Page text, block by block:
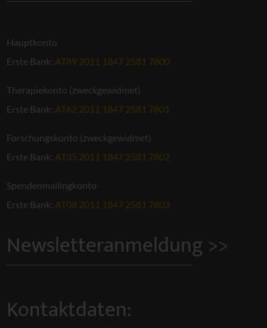
Hauptkonto
Erste Bank: AT89 2011 1847 2581 7800
Therapiekonto (zweckgewidmet)
Erste Bank: AT62 2011 1847 2581 7801
Forschungskonto (zweckgewidmet)
Erste Bank: AT35 2011 1847 2581 7802
Spendenmailingkonto
Erste Bank: AT08 2011 1847 2581 7803
Newsletteranmeldung >>
Kontaktdaten: